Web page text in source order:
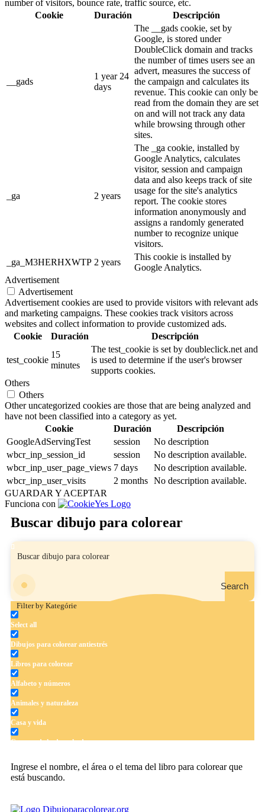
number of visitors, bounce rate, traffic source, etc.
Cookie
Duración Descripción
__gads
1 year 24
days
The __gads cookie, set by
Google, is stored under
DoubleClick domain and tracks
the number of times users see an
advert, measures the success of
the campaign and calculates its
revenue. This cookie can only be
read from the domain they are set
on and will not track any data
while browsing through other
sites.
_ga 2 years
The _ga cookie, installed by
Google Analytics, calculates
visitor, session and campaign
data and also keeps track of site
usage for the site's analytics
report. The cookie stores
information anonymously and
assigns a randomly generated
number to recognize unique
visitors.
_ga_M3HERHXWTP 2 years
This cookie is installed by
Google Analytics.
Advertisement
Advertisement
Advertisement cookies are used to provide visitors with relevant ads
and marketing campaigns. These cookies track visitors across
websites and collect information to provide customized ads.
Cookie
Duración Descripción
test_cookie
15
minutes
The test_cookie is set by doubleclick.net and
is used to determine if the user's browser
supports cookies.
Others
Others
Other uncategorized cookies are those that are being analyzed and
have not been classified into a category as yet.
Cookie
Duración
Descripción
GoogleAdServingTest
session
No description
wbcr_inp_session_id
session
No description available.
wbcr_inp_user_page_views 7 days
No description available.
wbcr_inp_user_visits
2 months No description available.
GUARDAR Y ACEPTAR
Funciona con
Buscar dibujo para colorear
Search
Filter by Kategórie
Select all
Dibujos para colorear antiestrés
Libros para colorear
Alfabeto y números
Animales y naturaleza
Casa y vida
Cuentos de hadas y hadas
Deporte
Dinosaurios
Ingrese el nombre, el área o el tema del libro para colorear que
está buscando.